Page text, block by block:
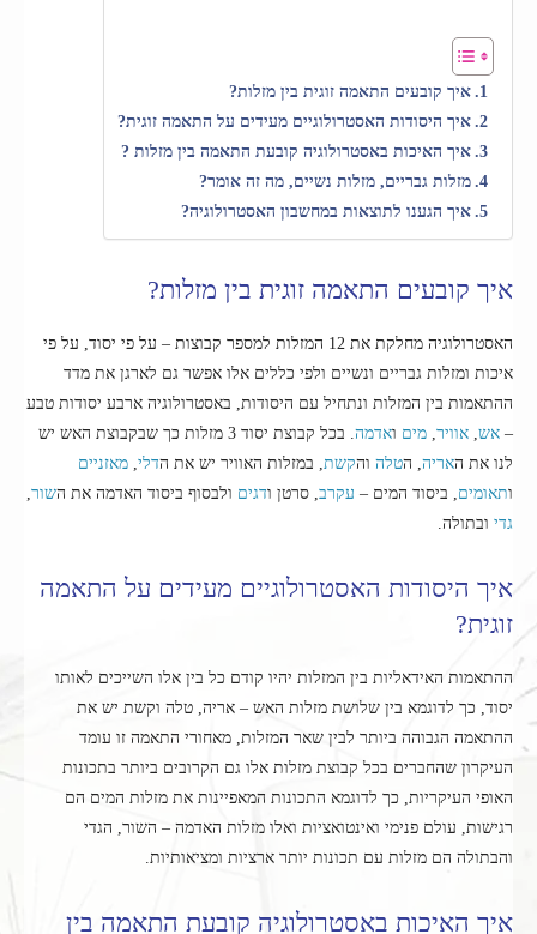
איך קובעים התאמה זוגית בין מזלות?
איך היסודות האסטרולוגיים מעידים על התאמה זוגית?
איך האיכות באסטרולוגיה קובעת התאמה בין מזלות ?
מזלות גבריים, מזלות נשיים, מה זה אומר?
איך הגענו לתוצאות במחשבון האסטרולוגיה?
איך קובעים התאמה זוגית בין מזלות?
האסטרולוגיה מחלקת את 12 המזלות למספר קבוצות – על פי יסוד, על פי
איכות ומזלות גבריים ונשיים ולפי כללים אלו אפשר גם לארגן את מדד
ההתאמות בין המזלות ונתחיל עם היסודות, באסטרולוגיה ארבע יסודות טבע
– אש אוויר מים ואדמה
. בכל קבוצת יסוד 3 מזלות כך שבקבוצת האש יש
לנו את האריה , הטלה והקשת , במזלות האוויר יש את הדלי מאזניים
ותאומים , ביסוד המים – עקרב , סרטן ודגים ולבסוף ביסוד האדמה את השור
גדי ובתולה.
איך היסודות האסטרולוגיים מעידים על התאמה
זוגית?
ההתאמות האידאליות בין המזלות יהיו קודם כל בין אלו השייכים לאותו
יסוד, כך לדוגמא בין שלושת מזלות האש – אריה, טלה וקשת יש את
ההתאמה הגבוהה ביותר לבין שאר המזלות, מאחורי התאמה זו עומד
העיקרון שהחברים בכל קבוצת מזלות אלו גם הקרובים ביותר בתכונות
האופי העיקריות, כך לדוגמא התכונות המאפיינות את מזלות המים הם
רגישות, עולם פנימי ואינטואציות ואלו מזלות האדמה – השור, הגדי
והבתולה הם מזלות עם תכונות יותר ארציות ומציאותיות.
איך האיכות באסטרולוגיה קובעת התאמה בין